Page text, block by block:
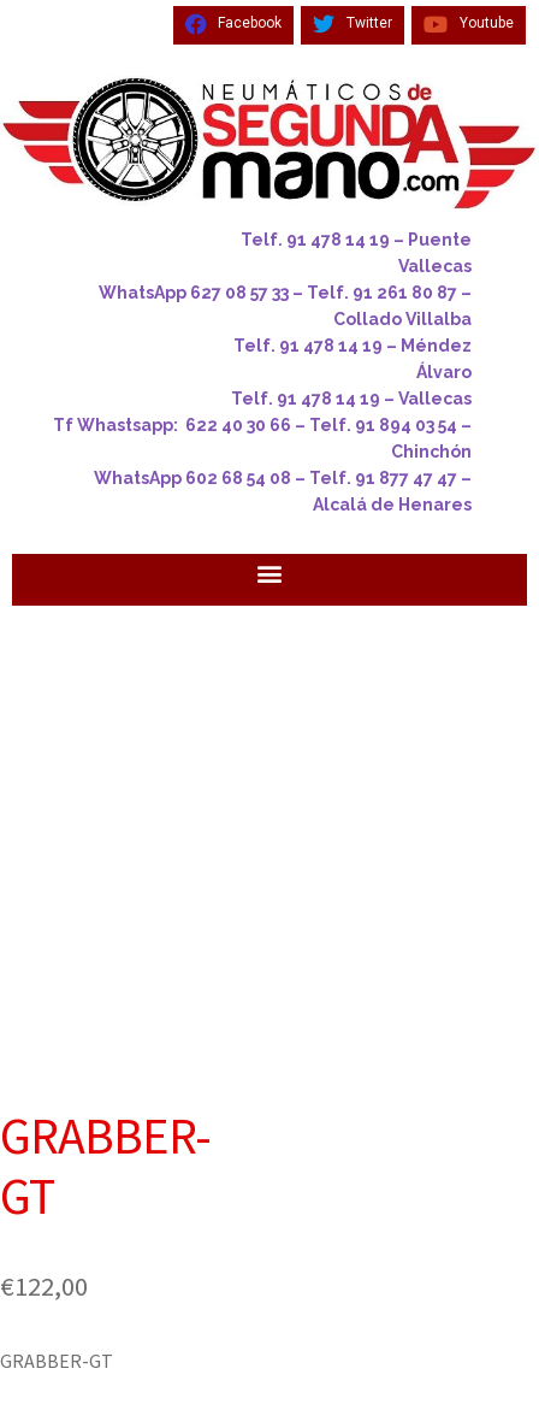
Facebook Twitter Youtube
Telf. 91 478 14 19 – Puente
Vallecas
WhatsApp 627 08 57 33 – Telf. 91 261 80 87 –
Collado Villalba
Telf. 91 478 14 19 – Méndez
Álvaro
Telf. 91 478 14 19 – Vallecas
Tf Whastsapp: 622 40 30 66 – Telf. 91 894 03 54 –
Chinchón
WhatsApp 602 68 54 08 – Telf. 91 877 47 47 –
Alcalá de Henares
GRABBER-
GT
€122,00
GRABBER-GT